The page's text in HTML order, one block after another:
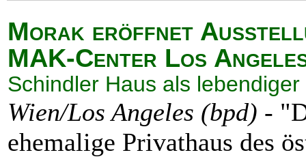
Morak eröffnet
MAK-Center Los
Schindler Haus als
Wien/Los Angeles (bpd) -
ehemalige Privathaus des